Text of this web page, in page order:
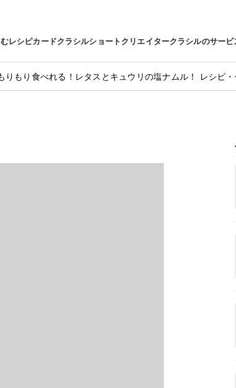
レシピカードクラシルショートクリエイタークラシルのサービ
りもり食べれる！レタスとキュウリの塩ナムル！ レシピ